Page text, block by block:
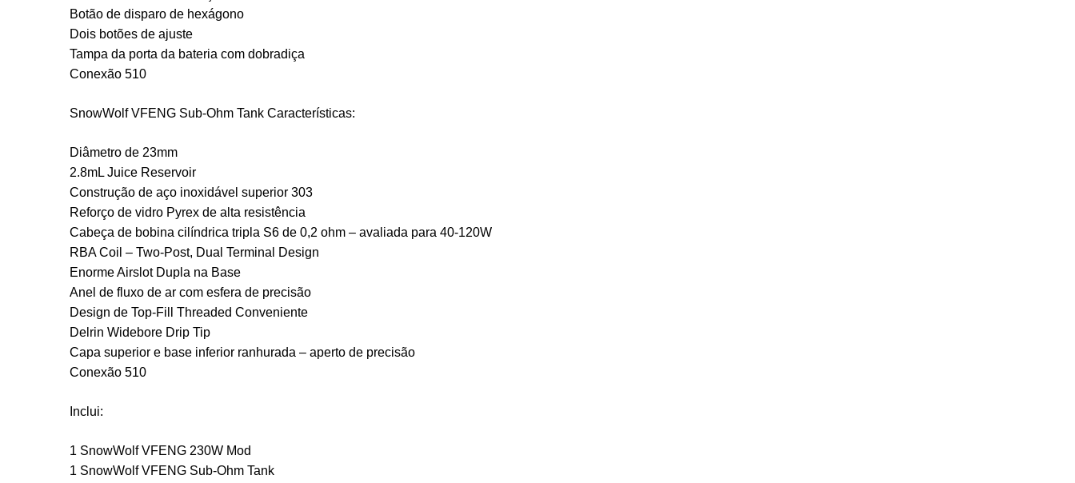
Botão de disparo de hexágono
Dois botões de ajuste
Tampa da porta da bateria com dobradiça
Conexão 510
SnowWolf VFENG Sub-Ohm Tank Características:
Diâmetro de 23mm
2.8mL Juice Reservoir
Construção de aço inoxidável superior 303
Reforço de vidro Pyrex de alta resistência
Cabeça de bobina cilíndrica tripla S6 de 0,2 ohm – avaliada para 40-120W
RBA Coil – Two-Post, Dual Terminal Design
Enorme Airslot Dupla na Base
Anel de fluxo de ar com esfera de precisão
Design de Top-Fill Threaded Conveniente
Delrin Widebore Drip Tip
Capa superior e base inferior ranhurada – aperto de precisão
Conexão 510
Inclui:
1 SnowWolf VFENG 230W Mod
1 SnowWolf VFENG Sub-Ohm Tank